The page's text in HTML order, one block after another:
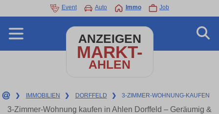
Event Auto Immo Job
ANZEIGEN
MARKT-
AHLEN
❯ IMMOBILIEN ❯ DORFFELD ❯ 3-ZIMMER-WOHNUNG-KAUFEN
3-Zimmer-Wohnung kaufen in Ahlen Dorffeld – Geräumig &